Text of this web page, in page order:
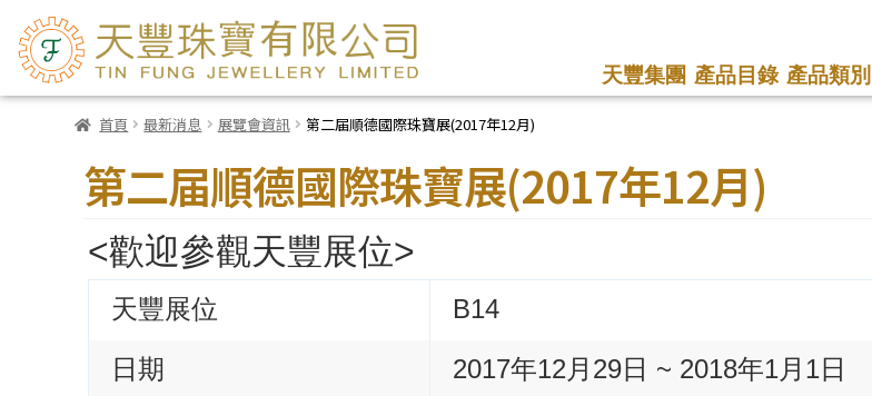
天豐集團 產品目錄 產品類別
首頁 最新消息 展覽會資訊 第二届順德國際珠寶展(2017年12月)
第二届順德國際珠寶展(2017年12月)
<歡迎參觀天豐展位>
天豐展位
B14
日期
2017年12月29日 ~ 2018年1月1日